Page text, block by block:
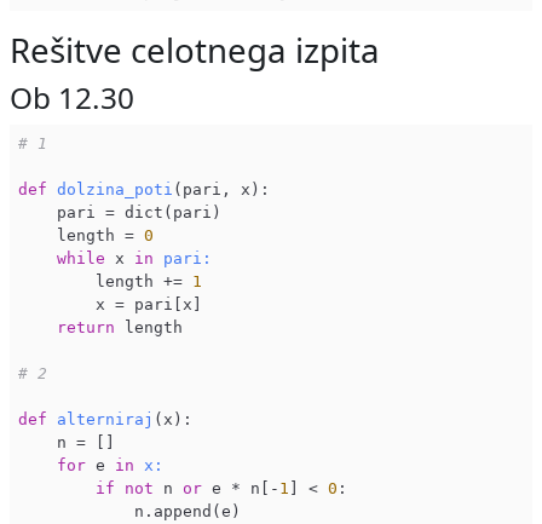
Rešitve celotnega izpita
Ob 12.30
# 1
def dolzina_poti (pari, x) :
    pari = dict(pari)
    length =
0
while x in
pari:
        length +=
1
        x = pari[x]
return length
# 2
def alterniraj (x) :
    n = []
for e in x:
if
not n or e * n[- 1 ] < 0 :
            n.append(e)